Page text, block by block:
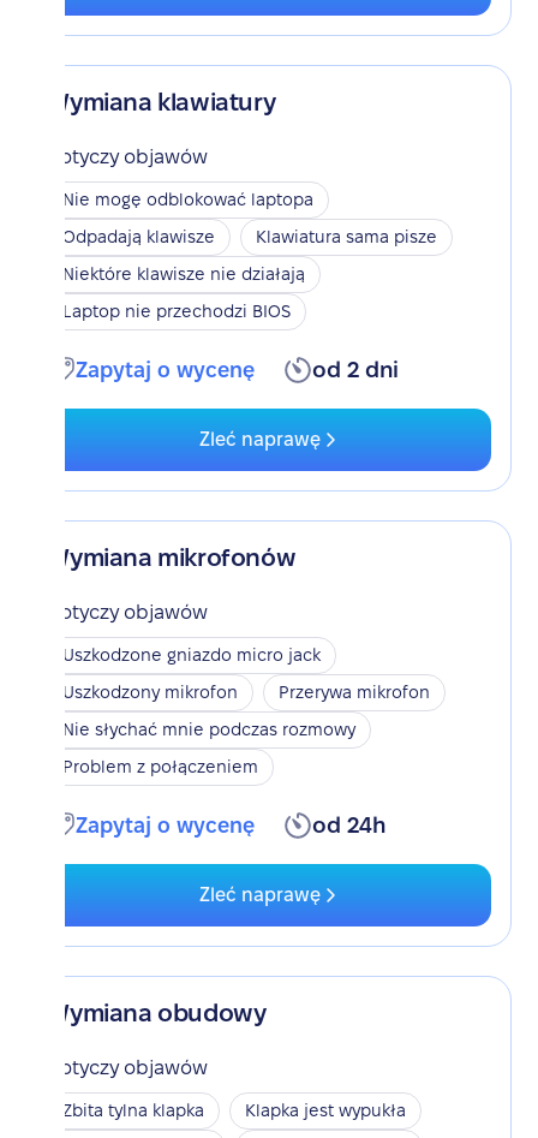
Wymiana klawiatury
Dotyczy objawów
Nie mogę odblokować laptopa
Odpadają klawisze
Klawiatura sama pisze
Niektóre klawisze nie działają
Laptop nie przechodzi BIOS
Zapytaj o wycenę od 2 dni
Zleć naprawę
Wymiana mikrofonów
Dotyczy objawów
Uszkodzone gniazdo micro jack
Uszkodzony mikrofon
Przerywa mikrofon
Nie słychać mnie podczas rozmowy
Problem z połączeniem
Zapytaj o wycenę od 24h
Zleć naprawę
Wymiana obudowy
Dotyczy objawów
Zbita tylna klapka Klapka jest wypukła